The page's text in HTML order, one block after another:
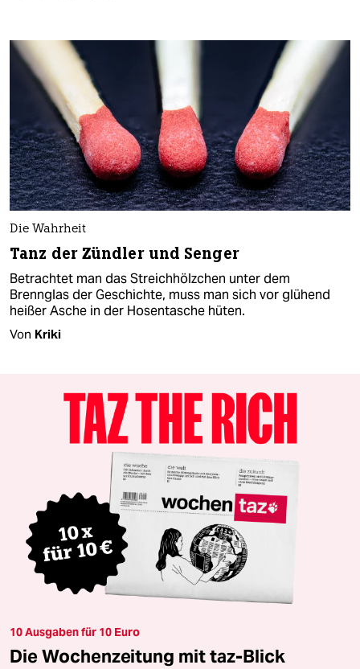
Die Wahrheit
Tanz der Zündler und Senger
Betrachtet man das Streichhölzchen unter dem
Brennglas der Geschichte, muss man sich vor glühend
heißer Asche in der Hosentasche hüten.
Von Kriki
10 Ausgaben für 10 Euro
Die Wochenzeitung mit taz-Blick